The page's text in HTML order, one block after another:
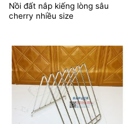
Nồi đất nắp kiếng lòng sâu
cherry nhiều size